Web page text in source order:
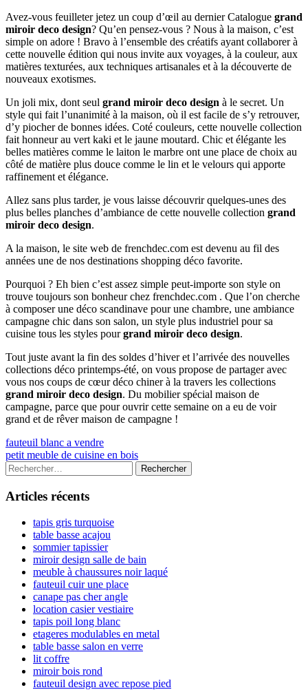
Avez-vous feuilleter jetez un coup d’œil au dernier Catalogue grand
miroir deco design? Qu’en pensez-vous ? Nous à la maison, c’est
simple on adore ! Bravo à l’ensemble des créatifs ayant collaborer à
cette nouvelle édition qui nous invite aux voyages, à la couleur, aux
matières texturées, aux techniques artisanales et à la découverte de
nouveaux exotismes.
Un joli mix, dont seul grand miroir deco design à le secret. Un
style qui fait l’unanimité à la maison, où il est facile de s’y retrouver,
d’y piocher de bonnes idées. Coté couleurs, cette nouvelle collection
fait honneur au vert kaki et le jaune moutard. Chic et élégante les
belles matières comme le laiton le marbre ont une place de choix au
côté de matière plus douce comme le lin et le velours qui apporte
raffinement et élégance.
Allez sans plus tarder, je vous laisse découvrir quelques-unes des
plus belles planches d’ambiance de cette nouvelle collection grand
miroir deco design.
A la maison, le site web de frenchdec.com est devenu au fil des
années une de nos destinations shopping déco favorite.
Pourquoi ? Eh bien c’est assez simple peut-importe son style on
trouve toujours son bonheur chez frenchdec.com . Que l’on cherche
à composer une déco scandinave pour une chambre, une ambiance
campagne chic dans son salon, un style plus industriel pour sa
cuisine tous les styles pourgrand miroir deco design.
Tout juste avant la fin des soldes d’hiver et l’arrivée des nouvelles
collections déco printemps-été, on vous propose de partager avec
vous nos coups de cœur déco chiner à la travers les collections
grand miroir deco design. Du mobilier spécial maison de
campagne, parce que pour ouvrir cette semaine on a eu de voir
grand et de rêver maison de campagne !
Navigation
de
l’article
Previous
article:
fauteuil blanc a vendre
Next
article:
petit meuble de cuisine en bois
Colonne
latérale
principale
Rechercher :
Articles récents
tapis gris turquoise
table basse acajou
sommier tapissier
miroir design salle de bain
meuble à chaussures noir laqué
fauteuil cuir une place
canape pas cher angle
location casier vestiaire
tapis poil long blanc
etageres modulables en metal
table basse salon en verre
lit coffre
miroir bois rond
fauteuil design avec repose pied